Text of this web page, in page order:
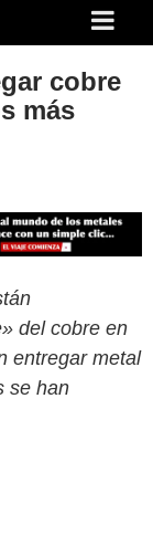
cobre
más
del cobre en
entregar metal
se han